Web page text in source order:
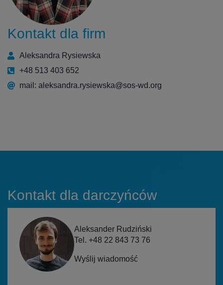
Kontakt dla firm
Aleksandra Rysiewska
+48 513 403 652
mail: aleksandra.rysiewska@sos-wd.org
Kontakt dla darczyńców
Aleksander Rudziński
Tel. +48 22 843 73 76
Wyślij wiadomość